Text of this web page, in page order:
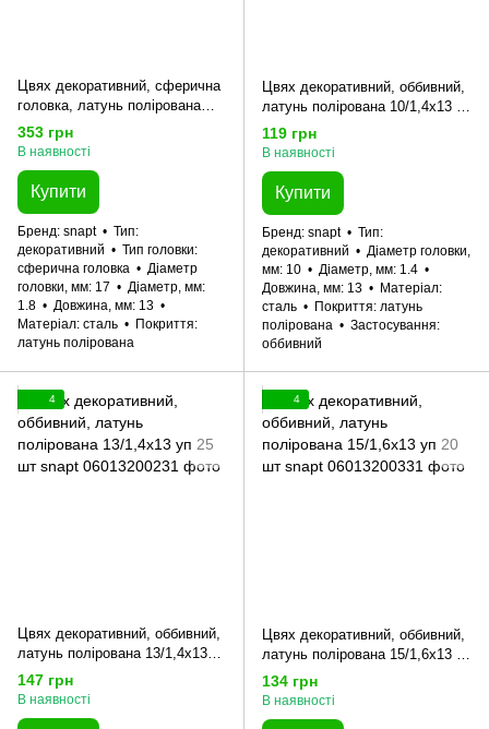
Цвях декоративний, сферична
головка, латунь полірована
17/1,8x13 уп 20 шт snapt
353 грн
В наявності
Купити
Бренд snapt
Тип
декоративний
Тип головки
сферична головка
Діаметр
головки, мм 17
Діаметр, мм
1.8
Довжина, мм 13
Матеріал сталь
Покриття
латунь полірована
Цвях декоративний, оббивний,
латунь полірована 10/1,4x13 уп
25 шт snapt
119 грн
В наявності
Купити
Бренд snapt
Тип
декоративний
Діаметр головки,
мм 10 Діаметр, мм 1.4
Довжина, мм 13
Матеріал
сталь
Покриття латунь
полірована
Застосування
оббивний
4
Цвях декоративний, оббивний,
латунь полірована 13/1,4x13
уп 25 шт snapt
147 грн
В наявності
4
Цвях декоративний, оббивний,
латунь полірована 15/1,6x13 уп
20 шт snapt
134 грн
В наявності